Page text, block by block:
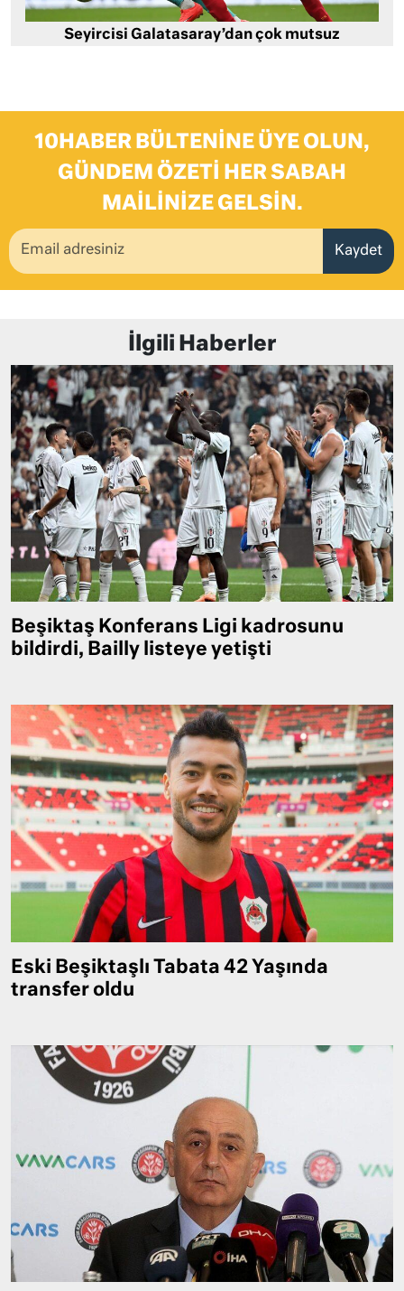
Seyircisi Galatasaray’dan çok mutsuz
10HABER BÜLTENINE ÜYE OLUN,
GÜNDEM ÖZETI HER SABAH
MAILINIZE GELSIN.
Kaydet
İlgili Haberler
Beşiktaş Konferans Ligi kadrosunu
bildirdi, Bailly listeye yetişti
Eski Beşiktaşlı Tabata 42 Yaşında
transfer oldu